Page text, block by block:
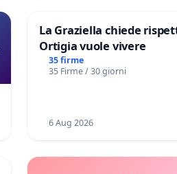
La Graziella chiede
Ortigia vuole vivere
35 firme
35 Firme / 30 giorni
6 Aug 2026